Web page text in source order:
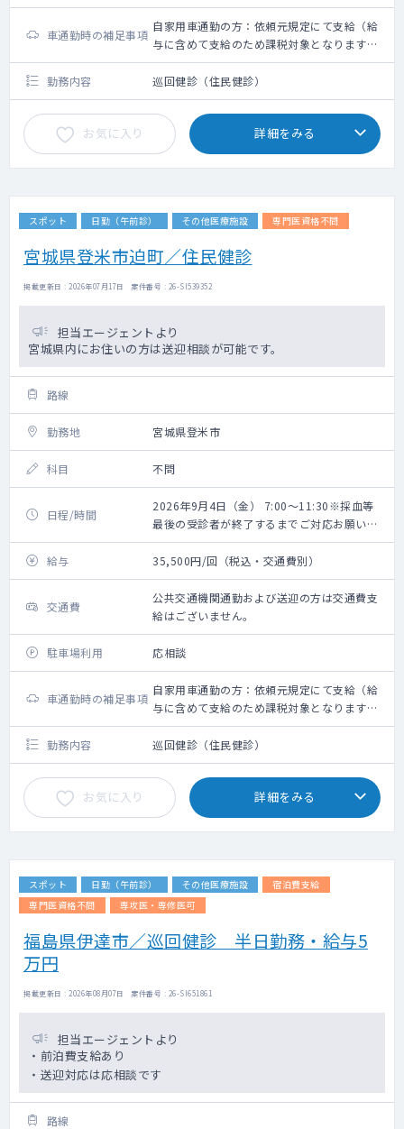
車通勤時の補足事項
自家用車通勤の方：依頼元規定にて支給（給
与に含めて支給のため課税対象となります。
備考欄参照ください）
勤務内容
巡回健診（住民健診）
お気に入り 詳細をみる
スポット 日勤（午前診） その他医療施設 専門医資格不問
宮城県登米市迫町／住民健診
掲載更新日 : 2026年07月17日 案件番号 : 26-SI539352
担当エージェントより
宮城県内にお住いの方は送迎相談が可能です。
路線
勤務地 宮城県登米市
科目 不問
日程/時間
2026年9月4日（金） 7:00～11:30※採血等
最後の受診者が終了するまでご対応お願いい
たします。
給与
35,500円/回（税込・交通費別）
交通費
公共交通機関通勤および送迎の方は交通費支
給はございません。
駐車場利用 応相談
車通勤時の補足事項
自家用車通勤の方：依頼元規定にて支給（給
与に含めて支給のため課税対象となります。
備考欄参照ください）
勤務内容
巡回健診（住民健診）
お気に入り 詳細をみる
スポット 日勤（午前診） その他医療施設
宿泊費支給
専門医資格不問
専攻医・専修医可
福島県伊達市／巡回健診 半日勤務・給与5
万円
掲載更新日 : 2026年08月07日 案件番号 : 26-SI651861
担当エージェントより
・前泊費支給あり
・送迎対応は応相談です
路線